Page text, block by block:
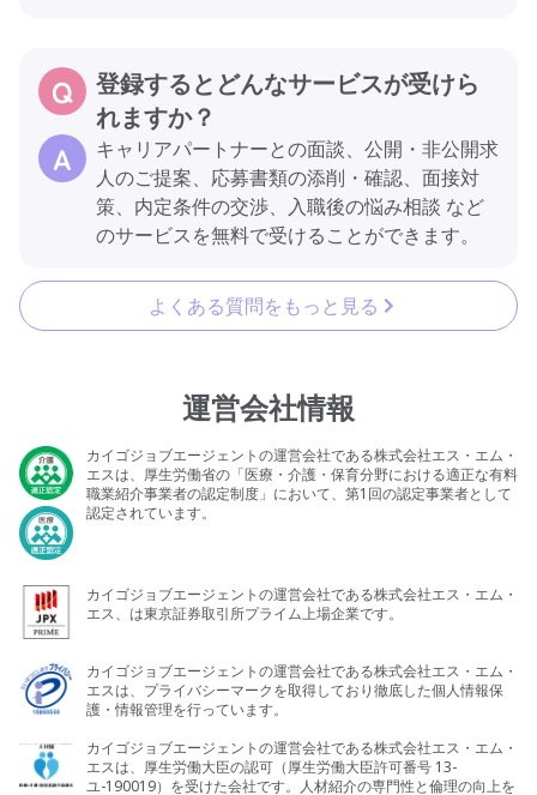
登録するとどんなサービスが受けら
れますか？
キャリアパートナーとの面談、公開・非公開求
人のご提案、応募書類の添削・確認、面接対
策、内定条件の交渉、入職後の悩み相談 など
のサービスを無料で受けることができます。
よくある質問をもっと見る
運営会社情報
カイゴジョブエージェントの運営会社である株式会社エス・エム・
エスは、厚生労働省の「医療・介護・保育分野における適正な有料
職業紹介事業者の認定制度」において、第1回の認定事業者として
認定されています。
カイゴジョブエージェントの運営会社である株式会社エス・エム・
エス、は東京証券取引所プライム上場企業です。
カイゴジョブエージェントの運営会社である株式会社エス・エム・
エスは、プライバシーマークを取得しており徹底した個人情報保
護・情報管理を行っています。
カイゴジョブエージェントの運営会社である株式会社エス・エム・
エスは、厚生労働大臣の認可（厚生労働大臣許可番号 13-
ユ-190019）を受けた会社です。人材紹介の専門性と倫理の向上を